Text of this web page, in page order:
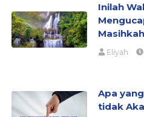
Inilah
Eliyah
Apa
tidak